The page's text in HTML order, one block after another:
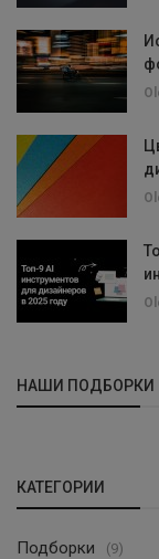
НАШИ ПОДБОРКИ
КАТЕГОРИИ
Подборки (9)